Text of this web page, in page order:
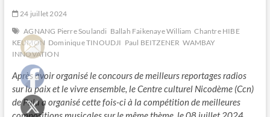
24 juillet 2024
AGNANG Pierre Soulandi Ballah Faikenaye William Chantre HIBE
KEUMON Dominique TINOUDJI Paul BEITZENER WAMBAY
INNOVATION
Après avoir organisé le concours de meilleurs reportages radios
sur la paix et le vivre ensemble, le Centre culturel Nicodème (Ccn)
de Pala a organisé cette fois-ci à la compétition de meilleures